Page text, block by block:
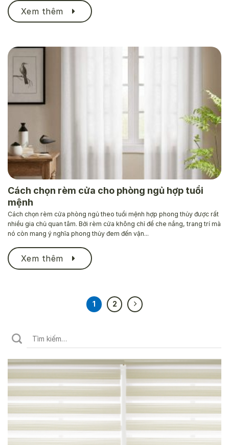
Xem thêm
Cách chọn rèm cửa cho phòng ngủ hợp tuổi
mệnh
Cách chọn rèm cửa phòng ngủ theo tuổi mệnh hợp phong thủy được rất
nhiều gia chủ quan tâm. Bởi rèm cửa không chỉ để che nắng, trang trí mà
nó còn mang ý nghĩa phong thủy đem đến vận...
Xem thêm
1 2